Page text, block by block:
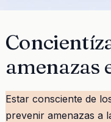
amenazas
Estar consciente de
prevenir amenazas a